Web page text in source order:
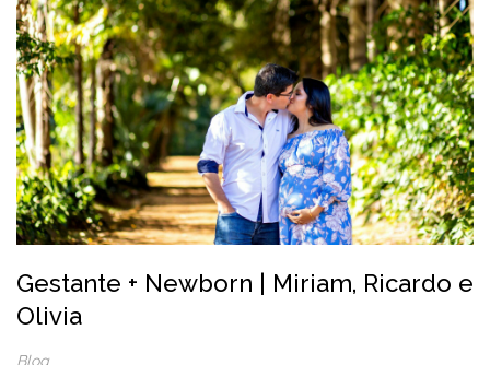
Gestante + Newborn | Miriam, Ricardo e
Olivia
Blog